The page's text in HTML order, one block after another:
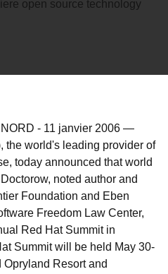
open source technology
- 11 janvier 2006 —
the world's leading provider of
today announced that world
noted author and
Foundation and Eben
Freedom Law Center,
Red Hat Summit in
Summit will be held May 30-
Resort and